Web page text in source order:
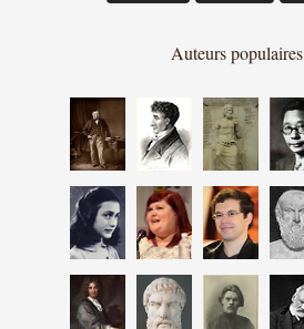
Auteurs populaires